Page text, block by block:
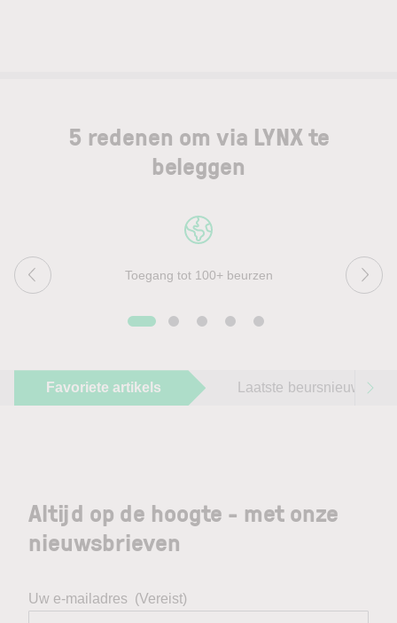
5 redenen om via LYNX te
beleggen
Toegang tot 100+ beurzen
Favoriete artikels Laatste beursnieuws
Altijd op de hoogte - met onze
nieuwsbrieven
Uw e-mailadres (Vereist)